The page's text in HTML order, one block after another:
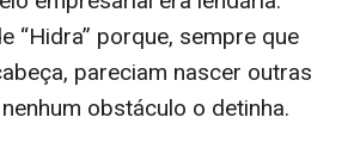
“Hidra” porque, sempre que
pareciam nascer outras
obstáculo o detinha.